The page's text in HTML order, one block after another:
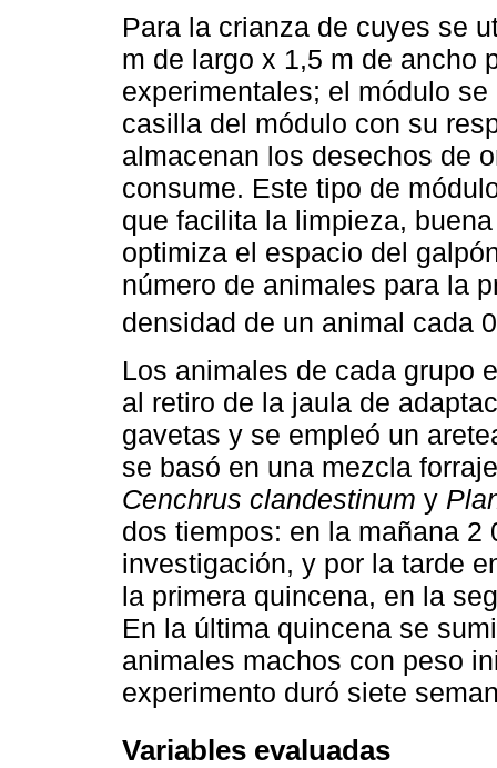
Para la crianza de cuyes se
m de largo x 1,5 m de ancho
experimentales; el módulo
casilla del módulo con su
almacenan los desechos de
consume. Este tipo de
que facilita la limpieza,
optimiza el espacio del
número de animales para la
densidad de un animal cada
Los animales de cada grupo
al retiro de la jaula de
gavetas y se empleó un
se basó en una mezcla
Cenchrus clandestinum y
dos tiempos: en la mañana 2
investigación, y por la tarde
la primera quincena, en la
En la última quincena se
animales machos con peso
experimento duró siete
Variables evaluadas